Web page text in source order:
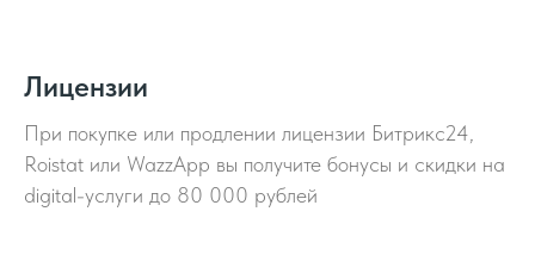
Лицензии
При покупке или продлении лицензии Битрикс24,
Roistat или WazzApp вы получите бонусы и скидки на
digital-услуги до 80 000 рублей